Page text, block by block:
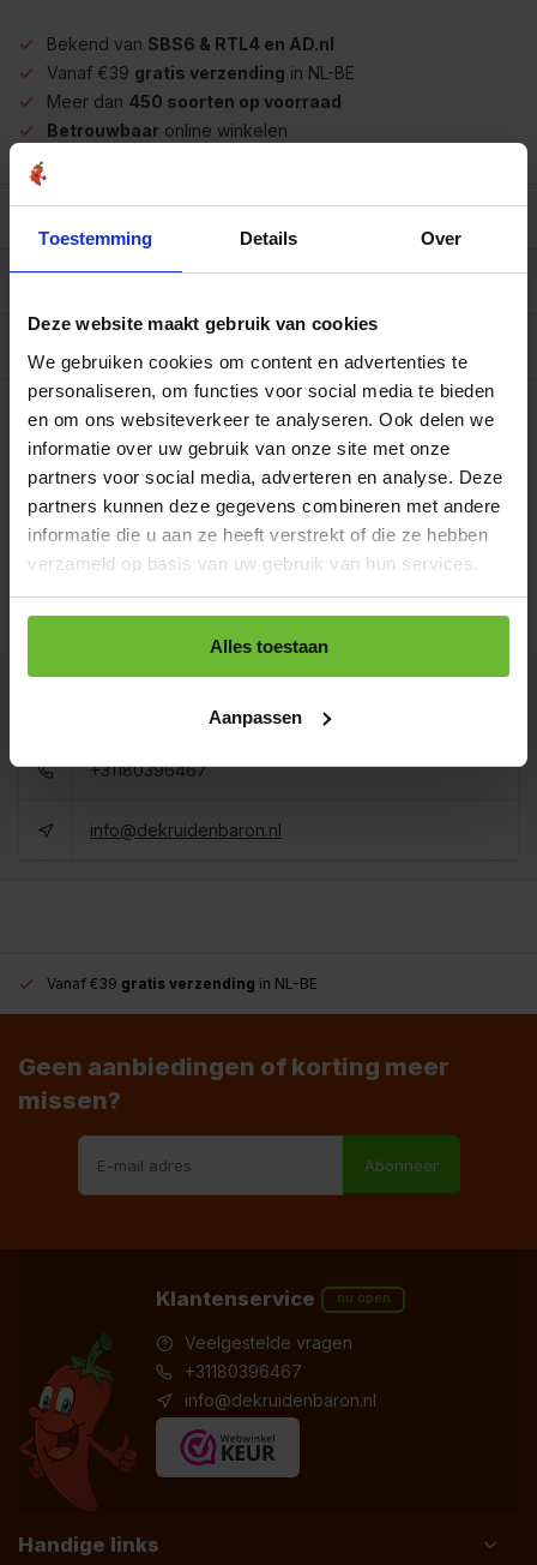
Toestemming Details Over
Deze website maakt gebruik van cookies
We gebruiken cookies om content en advertenties te
personaliseren, om functies voor social media te bieden
en om ons websiteverkeer te analyseren. Ook delen we
informatie over uw gebruik van onze site met onze
partners voor social media, adverteren en analyse. Deze
partners kunnen deze gegevens combineren met andere
informatie die u aan ze heeft verstrekt of die ze hebben
verzameld op basis van uw gebruik van hun services.
Alles toestaan
Aanpassen
Bekend van SBS6 & RTL4 en AD.nl
Vanaf €39 gratis verzending in NL-BE
Meer dan 450 soorten op voorraad
Betrouwbaar online winkelen
Reviews
Op werkdagen voor 15.00 uur besteld, dezelfde dag
verzonden.
100 gram
Totaal:€6,55
Koop 3 voor €5,90 per stuk en bespaar 10%
€47,50
Totaal:€47,50
+31180396467
info@dekruidenbaron.nl
Vanaf €39 gratis verzending in NL-BE
Geen aanbiedingen of korting meer
missen?
Abonneer
Klantenservice nu open
Veelgestelde vragen
+31180396467
info@dekruidenbaron.nl
Handige links